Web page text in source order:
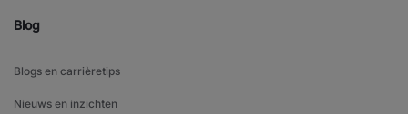
Blog
Blogs en carrièretips
Nieuws en inzichten